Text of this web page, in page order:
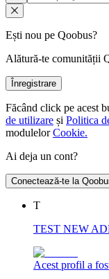
Ești nou pe Qoobus?
Alătură-te comunității
Înregistrare
Făcând click pe acest
de utilizare și Politica
modulelor Cookie.
Ai deja un cont?
Conectează-te la
T
TEST NEW
Acest profil a